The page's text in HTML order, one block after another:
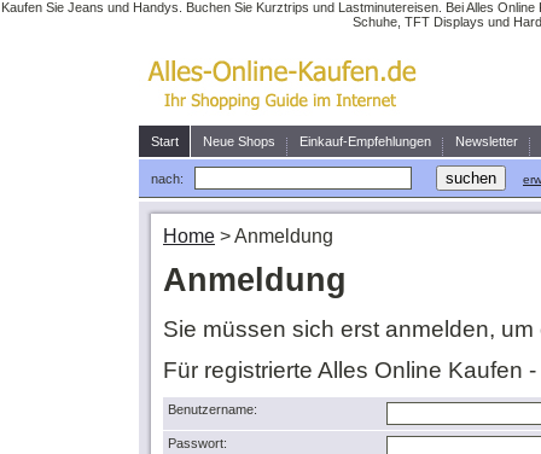
Kaufen Sie Jeans und Handys. Buchen Sie Kurztrips und Lastminutereisen. Bei Alles
Schuhe, TFT Displays und
Start Neue Shops Einkauf-Empfehlungen Newsletter
nach:
Home >Anmeldung
Anmeldung
Sie müssen sich erst anmelden,
Für registrierte Alles Online Kaufen
Benutzername:
Passwort: